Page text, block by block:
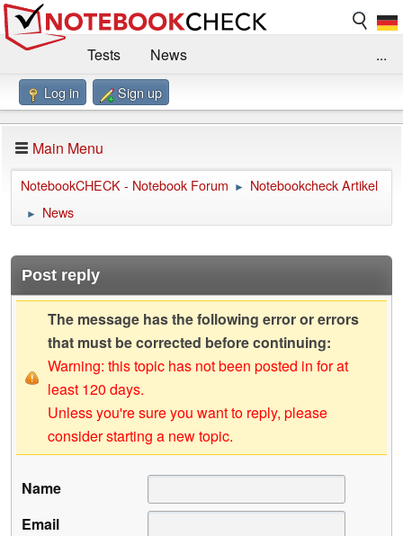
Tests
News
Benchmarks / Technik
Forum
Impressum
...
Log in Sign up
Main Menu
NotebookCHECK - Notebook Forum ► Notebookcheck Artikel
► News
Post reply
The message has the following error or errors
that must be corrected before continuing:
Warning: this topic has not been posted in for at
least 120 days.
Unless you're sure you want to reply, please
consider starting a new topic.
Name
Email